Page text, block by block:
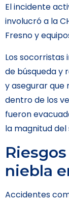
El incidente
involucró a la
Fresno y
Los
de búsqueda y
y asegurar que
dentro de los
fueron
la magnitud del
niebla
Accidentes